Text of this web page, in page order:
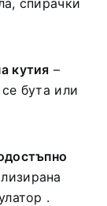
кутия –
бута или
.